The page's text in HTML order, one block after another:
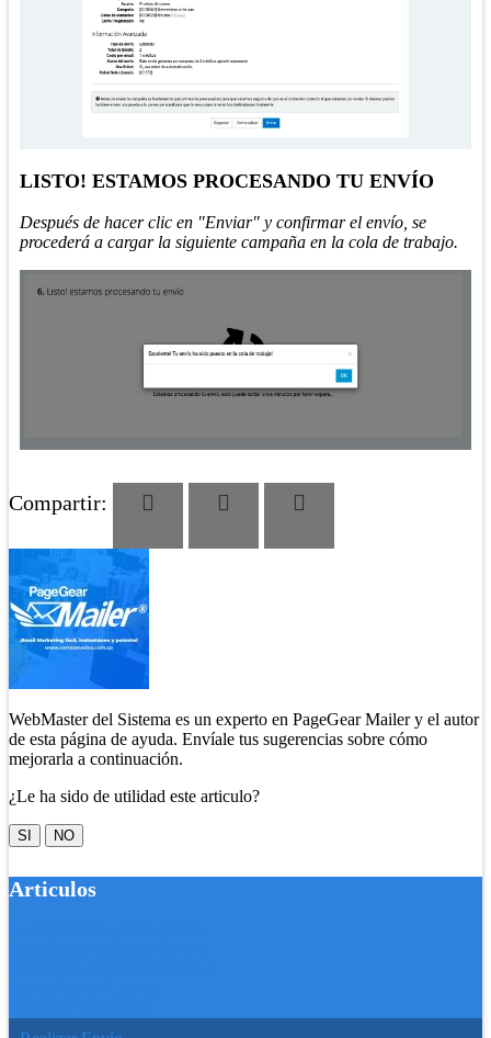
LISTO! ESTAMOS PROCESANDO TU ENVÍO
Después de hacer clic en "Enviar" y confirmar el envío, se
procederá a cargar la siguiente campaña en la cola de trabajo.
Compartir:
WebMaster del Sistema es un experto en PageGear Mailer y el autor
de esta página de ayuda. Envíale tus sugerencias sobre cómo
mejorarla a continuación.
¿Le ha sido de utilidad este articulo?
SI NO
Articulos